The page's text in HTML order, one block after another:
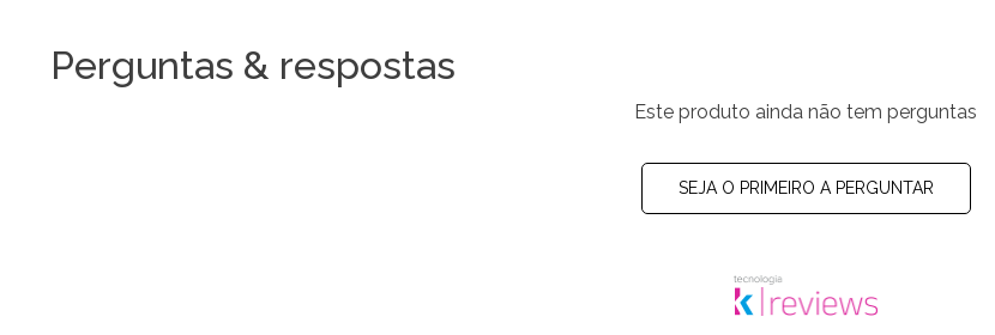
Perguntas & respostas
Este produto ainda não tem perguntas
SEJA O PRIMEIRO A PERGUNTAR